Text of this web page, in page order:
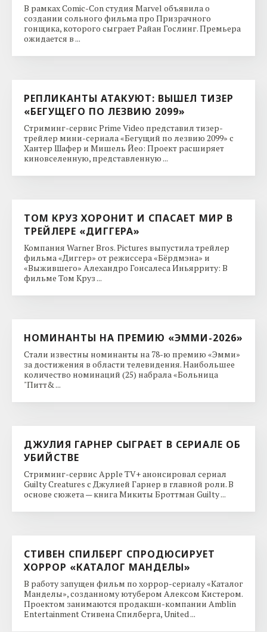
В рамках Comic-Con студия Marvel объявила о
создании сольного фильма про Призрачного
гонщика, которого сыграет Райан Гослинг. Премьера
ожидается в ...
РЕПЛИКАНТЫ АТАКУЮТ: ВЫШЕЛ ТИЗЕР
«БЕГУЩЕГО ПО ЛЕЗВИЮ 2099»
Стриминг-сервис Prime Video представил тизер-
трейлер мини-сериала «Бегущий по лезвию 2099» с
Хантер Шафер и Мишель Йео: Проект расширяет
киновселенную, представленную ...
ТОМ КРУЗ ХОРОНИТ И СПАСАЕТ МИР В
ТРЕЙЛЕРЕ «ДИГГЕРА»
Компания Warner Bros. Pictures выпустила трейлер
фильма «Диггер» от режиссера «Бёрдмэна» и
«Выжившего» Алехандро Гонсалеса Иньярриту: В
фильме Том Круз ...
НОМИНАНТЫ НА ПРЕМИЮ «ЭММИ-2026»
Стали известны номинанты на 78-ю премию «Эмми»
за достижения в области телевидения. Наибольшее
количество номинаций (25) набрала «Больница
"Питт& ...
ДЖУЛИЯ ГАРНЕР СЫГРАЕТ В СЕРИАЛЕ ОБ
УБИЙСТВЕ
Стриминг-сервис Apple TV+ анонсировал сериал
Guilty Creatures с Джулией Гарнер в главной роли. В
основе сюжета — книга Микиты Броттман Guilty ...
СТИВЕН СПИЛБЕРГ СПРОДЮСИРУЕТ
ХОРРОР «КАТАЛОГ МАНДЕЛЫ»
В работу запущен фильм по хоррор-сериалу «Каталог
Манделы», созданному ютубером Алексом Кистером.
Проектом занимаются продакшн-компании Amblin
Entertainment Стивена Спилберга, United ...